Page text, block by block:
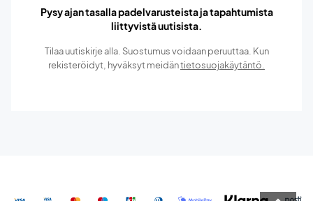
Pysy ajan tasalla padelvarusteista ja tapahtumista
liittyvistä uutisista.
Tilaa uutiskirje alla. Suostumus voidaan peruuttaa. Kun
rekisteröidyt, hyväksyt meidäntietosuojakäytäntö.